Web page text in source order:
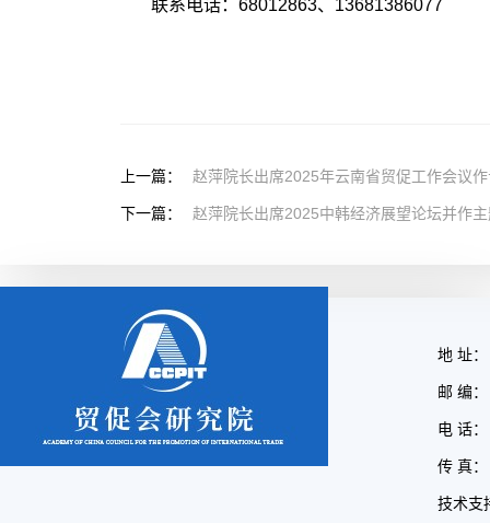
联系电话：68012863、13681386077
上一篇： 赵萍院长出席2025年云南省贸促工作会议
下一篇： 赵萍院长出席2025中韩经济展望论坛并作
地 址
邮 编
电 话
传 真
技术支